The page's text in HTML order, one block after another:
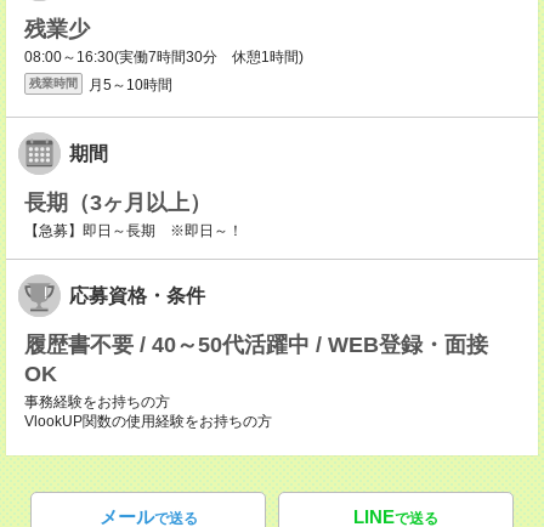
残業少
08:00～16:30(実働7時間30分 休憩1時間)
残業時間 月5～10時間
期間
長期（3ヶ月以上）
【急募】即日～長期 ※即日～！
応募資格・条件
履歴書不要 / 40～50代活躍中 / WEB登録・面接
OK
事務経験をお持ちの方
VlookUP関数の使用経験をお持ちの方
メールで送る LINEで送る